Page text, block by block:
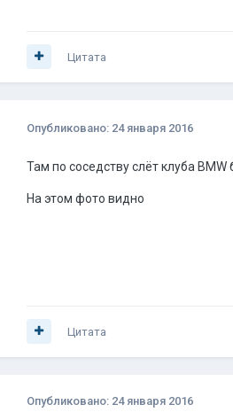
Цитата
Опубликовано: 24 января 2016
Там по соседству слёт клуба BMW
На этом фото видно
Цитата
Опубликовано: 24 января 2016